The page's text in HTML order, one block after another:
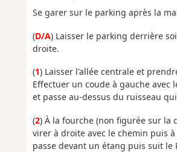
Se garer sur le parking après la
(D/A) Laisser le parking derrière
droite.
(1) Laisser l'allée centrale et
Effectuer un coude à gauche
et passe au-dessus du ruisseau
(2) À la fourche (non figurée sur la
virer à droite avec le chemin puis
passe devant un étang puis suit le